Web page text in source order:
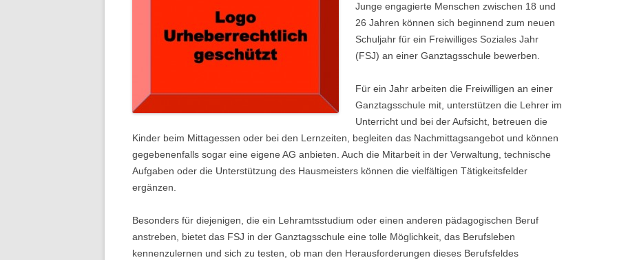
Junge engagierte Menschen zwischen 18 und
26 Jahren können sich beginnend zum neuen
Schuljahr für ein Freiwilliges Soziales Jahr
(FSJ) an einer Ganztagsschule bewerben.
Für ein Jahr arbeiten die Freiwilligen an einer
Ganztagsschule mit, unterstützen die Lehrer im
Unterricht und bei der Aufsicht, betreuen die
Kinder beim Mittagessen oder bei den Lernzeiten, begleiten das Nachmittagsangebot und können
gegebenenfalls sogar eine eigene AG anbieten. Auch die Mitarbeit in der Verwaltung, technische
Aufgaben oder die Unterstützung des Hausmeisters können die vielfältigen Tätigkeitsfelder
ergänzen.
Besonders für diejenigen, die ein Lehramtsstudium oder einen anderen pädagogischen Beruf
anstreben, bietet das FSJ in der Ganztagsschule eine tolle Möglichkeit, das Berufsleben
kennenzulernen und sich zu testen, ob man den Herausforderungen dieses Berufsfeldes